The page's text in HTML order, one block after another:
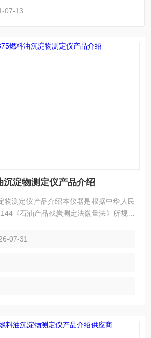
07-13
沉淀物测定仪产品介绍
物测定仪产品介绍本仪器是根据中华人民
《石油产品残炭测定法微量法》所规定
法）。本仪器测定残炭的范围是0.10%～3
残炭法(GB/T268)测定结果等效，同时仪
07-31